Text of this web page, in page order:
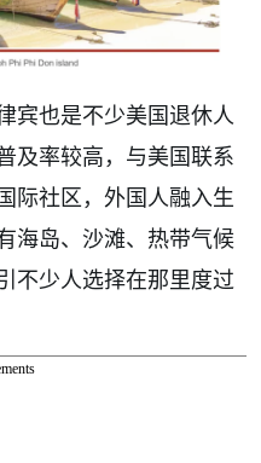
宾也是不少美国退休人
及率较高，与美国联系
际社区，外国人融入生
海岛、沙滩、热带气候
不少人选择在那里度过